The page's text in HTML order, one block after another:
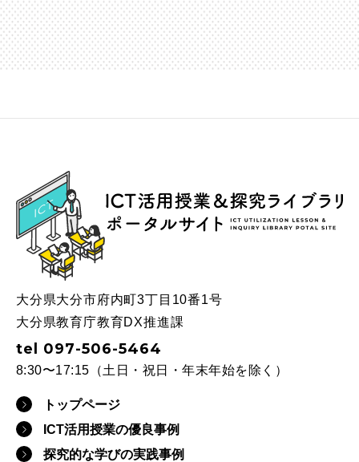
ICT
大分県大分市府内町3丁目10番1号
大分県教育庁教育DX推進課
tel 097-506-5464
8:30〜17:15（土日・祝日・年末年始を除く）
トップページ
ICT活用授業の優良事例
探究的な学びの実践事例